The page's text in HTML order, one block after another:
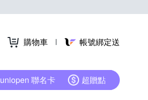
購物車 帳號綁定送
uniopen 聯名卡 超贈點